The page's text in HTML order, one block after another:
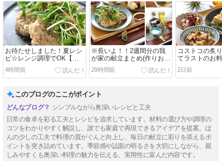
お待たせしました！夏レシ
ピ☆レンジ調理でOK【レ
ンジ蒸しポークの粒マスタ
ードサラダ】と土曜日の晩
ごはんは鶏モモの麻婆豆腐
4時間前
※長いよ！！2週間分の我
が家の献立まとめ(作りおき
おかず、弁当、昼ごはん、
晩ごはん)とランチ情報も
29時間前
コストコの炙
てラストのお
と2日分晩ごは
食】と【スパ
レー】
2日前
このブログのここがポイント
シンプルながら奥深いレシピと工夫
日常の食卓を彩る工夫とレシピを追求しています。材料の選び方や調理の
コツをわかりやすく解説し、誰でも家庭で再現できるアイデアを提案。ほ
んの少しの工夫で料理の質がぐんと向上し、毎日の献立に彩りを添えるポ
イントを突き詰めています。季節感や誌面の明るさを大切にしながら、親
しみやすくも奥深い料理の魅力を伝える、実用性に富んだ内容です。